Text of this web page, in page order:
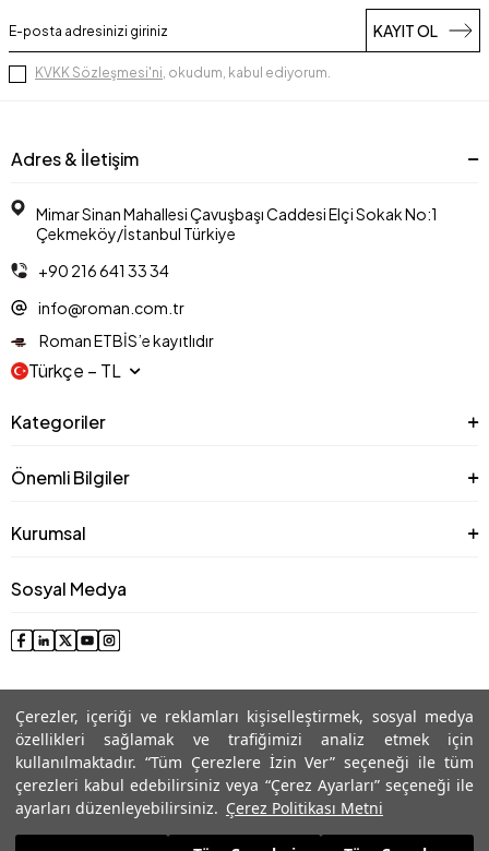
Çerezler, içeriği ve reklamları kişiselleştirmek, sosyal medya
özellikleri sağlamak ve trafiğimizi analiz etmek için
kullanılmaktadır. “Tüm Çerezlere İzin Ver” seçeneği ile tüm
çerezleri kabul edebilirsiniz veya “Çerez Ayarları” seçeneği ile
ayarları düzenleyebilirsiniz. Çerez Politikası Metni
KAYIT OL
KVKK Sözleşmesi'ni, okudum, kabul ediyorum.
Adres & İletişim
Mimar Sinan Mahallesi Çavuşbaşı Caddesi Elçi Sokak No:1
Çekmeköy/İstanbul Türkiye
+90 216 641 33 34
info@roman.com.tr
Roman ETBİS’e kayıtlıdır
Türkçe − TL
Kategoriler
Önemli Bilgiler
Kurumsal
Sosyal Medya
© 2025 Roman® Tüm Hakları Saklıdır, İzinsiz kullanılamaz